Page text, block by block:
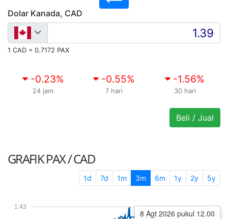
Dolar Kanada, CAD
1 CAD = 0.7172 PAX
-0.23%
24 jam
-0.55%
7 hari
-1.56%
30 hari
Beli / Jual
GRAFIKPAX / CAD
1d 7d 1m 3m 6m 1y 2y 5y
1.43
8 Agt 2026 pukul 12.00